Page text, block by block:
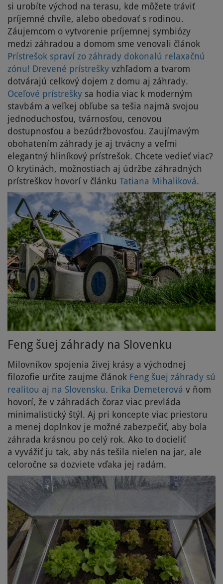
si urobíte východ na terasu, kde môžete tráviť
príjemné chvíle, alebo obedovať s rodinou.
Záujemcom o vytvorenie príjemnej symbiózy
medzi záhradou a domom sme venovali článok
Prístrešok spraví zo záhrady dokonalú relaxačnú
zónu! Drevené prístrešky vzhľadom a tvarom
dotvárajú celkový dojem z domu aj záhrady.
Oceľové prístrešky sa hodia viac k moderným
stavbám a veľkej obľube sa tešia najmä svojou
jednoduchosťou, tvárnosťou, cenovou
dostupnosťou a bezúdržbovosťou. Zaujímavým
obohatením záhrady je aj trvácny a veľmi
elegantný hliníkový prístrešok. Chcete vedieť viac?
O krytinách, možnostiach aj údržbe záhradných
prístreškov hovorí v článku Tatiana Mihaliková.
Feng šuej záhrady na Slovenku
Milovníkov spojenia živej krásy a východnej
filozofie určite zaujme článok Feng šuej záhrady sú
realitou aj na Slovensku. Erika Demeterová v ňom
hovorí, že v záhradách čoraz viac prevláda
minimalistický štýl. Aj pri koncepte viac priestoru
a menej doplnkov je možné zabezpečiť, aby bola
záhrada krásnou po celý rok. Ako to docieliť
a vyvážiť ju tak, aby nás tešila nielen na jar, ale
celoročne sa dozviete vďaka jej radám.